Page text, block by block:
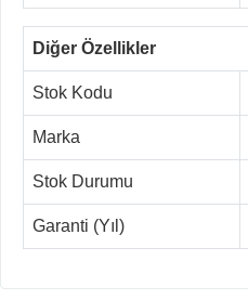
Diğer Özellikler
Stok Kodu
Marka
Stok Durumu
Garanti (Yıl)